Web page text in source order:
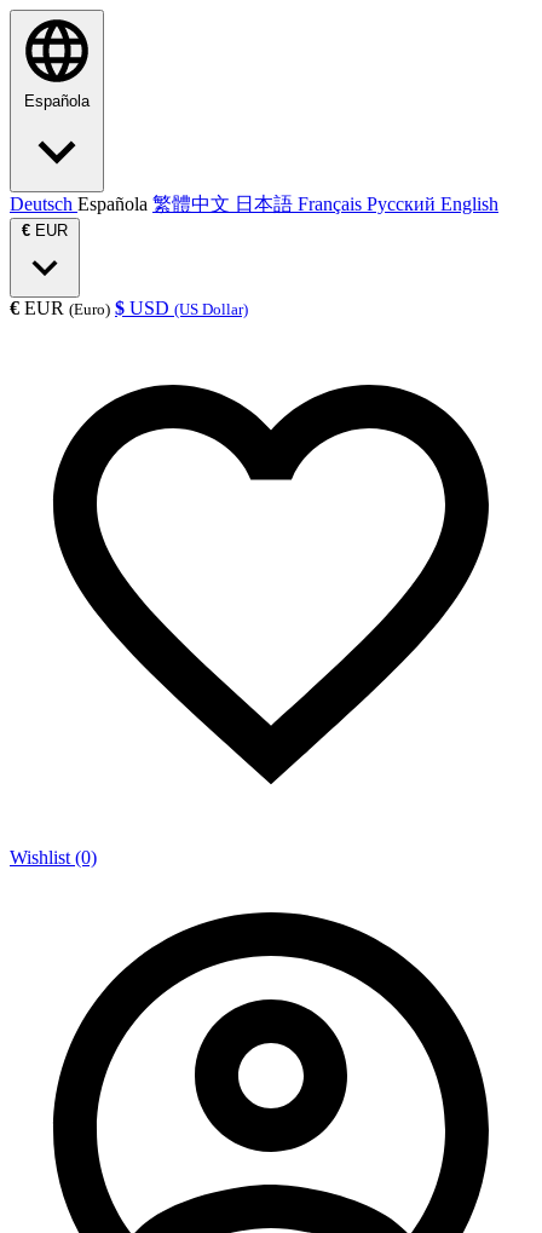
Española
Deutsch Española 繁體中文 日本語 Français Русский English
€ EUR
€ EUR (Euro) $ USD (US Dollar)
Wishlist (0)